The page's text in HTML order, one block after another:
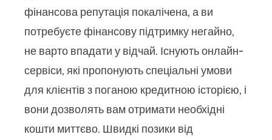
фінансова репутація покалічена, а ви
потребуєте фінансову підтримку негайно,
не варто впадати у відчай. Існують онлайн-
сервіси, які пропонують спеціальні умови
для клієнтів з поганою кредитною історією, і
вони дозволять вам отримати необхідні
кошти миттєво. Швидкі позики від